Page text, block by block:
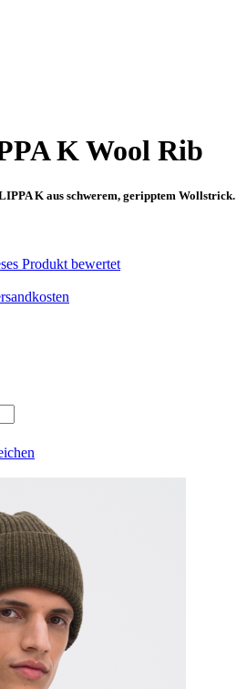
K Wool Rib
K aus schwerem, geripptem Wollstrick.
Produkt bewertet